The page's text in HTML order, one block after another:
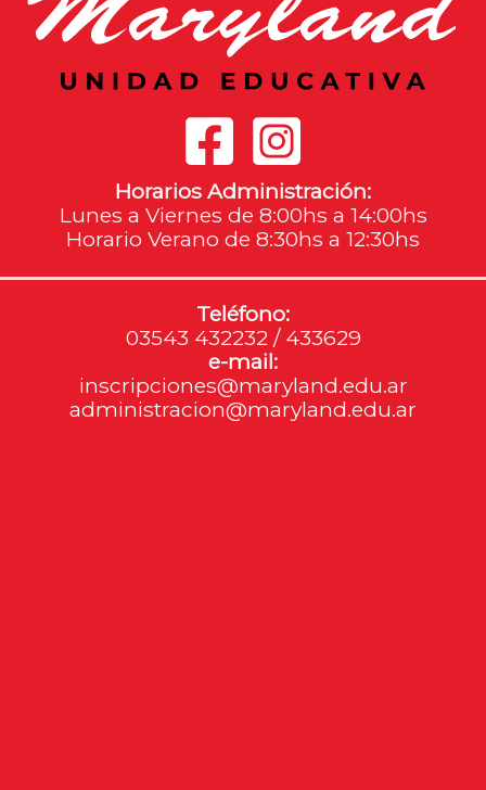
Horarios Administración:
Lunes a Viernes de 8:00hs a 14:00hs
Horario Verano de 8:30hs a 12:30hs
Teléfono:
03543 432232 / 433629
e-mail:
inscripciones@maryland.edu.ar
administracion@maryland.edu.ar